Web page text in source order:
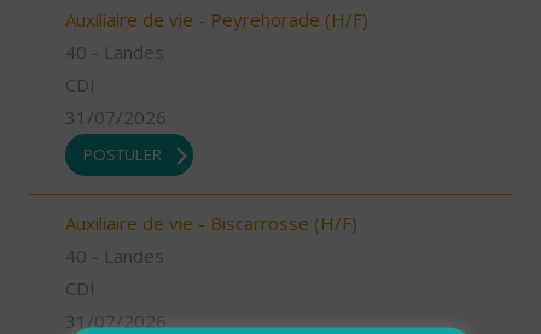
Auxiliaire de vie - Peyrehorade (H/F)
40 - Landes
CDI
31/07/2026
POSTULER
Auxiliaire de vie - Biscarrosse (H/F)
40 - Landes
CDI
31/07/2026